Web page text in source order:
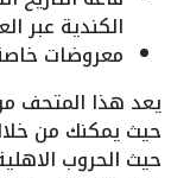
الكندية عبر
معروضات
يعد هذا المتحف
حيث يمكنك من
حيث الحروب